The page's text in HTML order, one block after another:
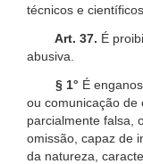
técnicos e
Art. 37. É
abusiva.
§ 1° É
ou comunicação de
parcialmente falsa,
omissão, capaz de
da natureza,